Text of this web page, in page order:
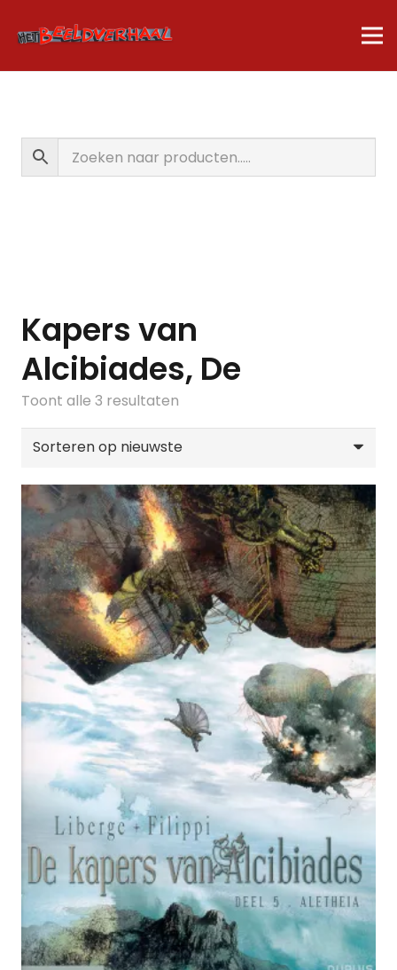
Kapers van
Alcibiades, De
Toont alle 3 resultaten
op
nieuwste